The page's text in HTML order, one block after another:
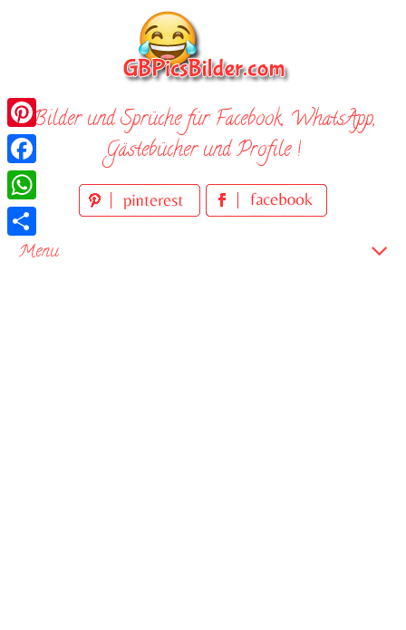
Bilder und Sprüche für Facebook, WhatsApp,
Gästebücher und Profile !
Menu
Pinterest
Facebook
WhatsApp
Teilen